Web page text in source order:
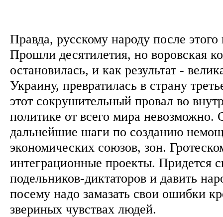
Правда, русскому народу после
Прошли десятилетия, но воровская
остановилась, и как результат -
Украину, превратилась в страну
этот сокрушительный провал во
политике от всего мира
дальнейшие шаги по созданию
экономических союзов, зон.
интеграционные проекты. Придется
подельников-диктаторов и давить
посему надо замазать свои ошибки
звериных чувствах людей.